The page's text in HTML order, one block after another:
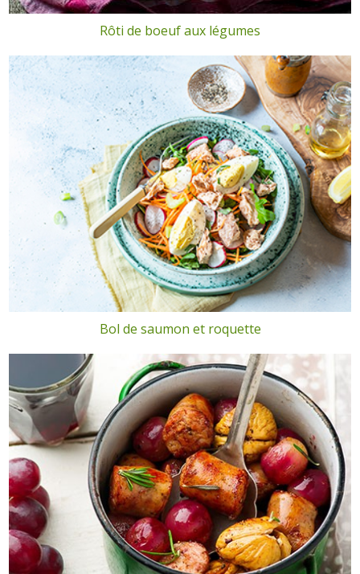
Rôti de boeuf aux légumes
Bol de saumon et roquette